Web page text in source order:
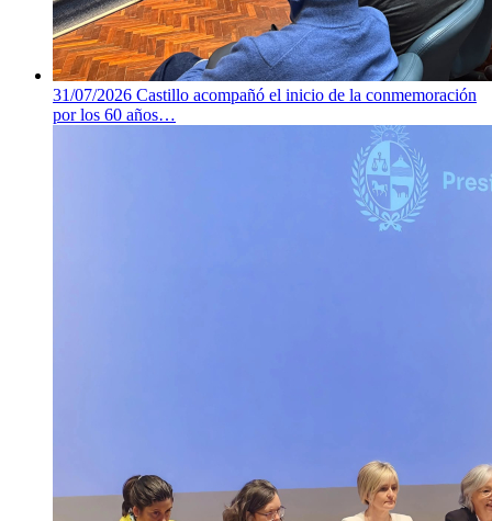
31/07/2026 Castillo acompañó el inicio de la conmemoración
por los 60 años…